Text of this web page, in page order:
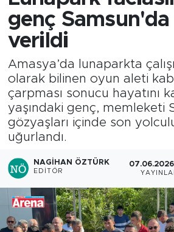
genç
verildi
Amasya’da lunaparkta
olarak bilinen oyun aleti
çarpması sonucu hayatını
yaşındaki genç, memleketi
gözyaşları içinde son
uğurlandı.
NAGIHAN ÖZTÜRK
EDITÖR
Haber Arşivi